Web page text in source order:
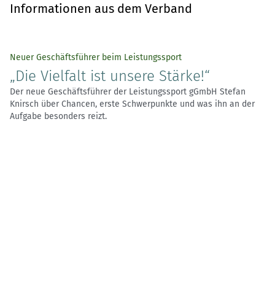
Informationen aus dem Verband
Neuer Geschäftsführer beim Leistungssport
„Die Vielfalt ist unsere Stärke!“
Der neue Geschäftsführer der Leistungssport gGmbH Stefan
Knirsch über Chancen, erste Schwerpunkte und was ihn an der
Aufgabe besonders reizt.